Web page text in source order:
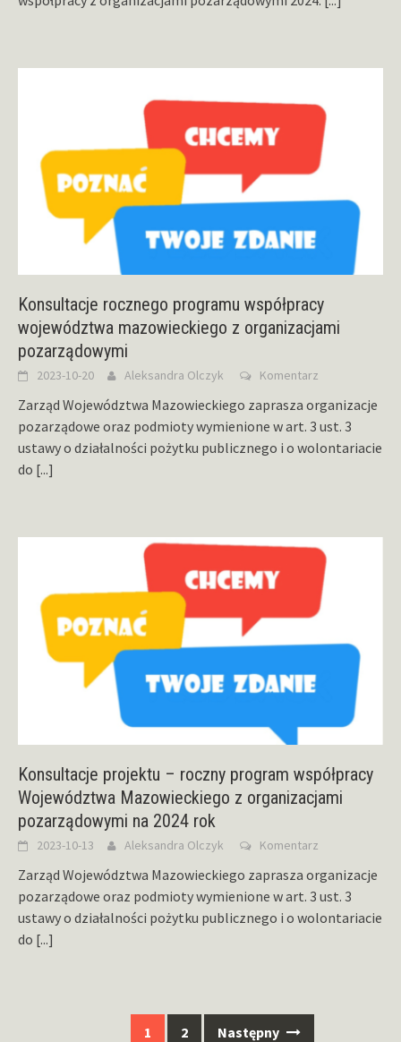
Konsultacje rocznego programu współpracy
województwa mazowieckiego z organizacjami
pozarządowymi
2023-10-20 Aleksandra Olczyk Komentarz
Zarząd Województwa Mazowieckiego zaprasza organizacje
pozarządowe oraz podmioty wymienione w art. 3 ust. 3
ustawy o działalności pożytku publicznego i o wolontariacie
do [...]
Konsultacje projektu – roczny program współpracy
Województwa Mazowieckiego z organizacjami
pozarządowymi na 2024 rok
2023-10-13 Aleksandra Olczyk Komentarz
Zarząd Województwa Mazowieckiego zaprasza organizacje
pozarządowe oraz podmioty wymienione w art. 3 ust. 3
ustawy o działalności pożytku publicznego i o wolontariacie
do [...]
1 2 Następny